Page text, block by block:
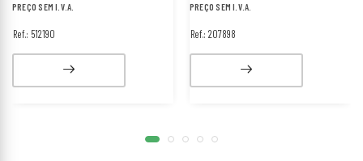
PREÇO SEM I.V.A.
Ref.: 512190
PREÇO SEM I.V.A.
Ref.: 207898